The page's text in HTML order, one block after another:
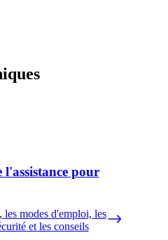
l'assistance pour
modes d'emploi, les
et les conseils